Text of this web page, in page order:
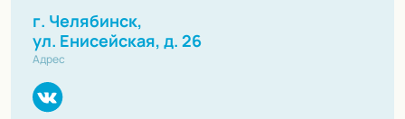
г. Челябинск,
ул. Енисейская, д. 26
Адрес